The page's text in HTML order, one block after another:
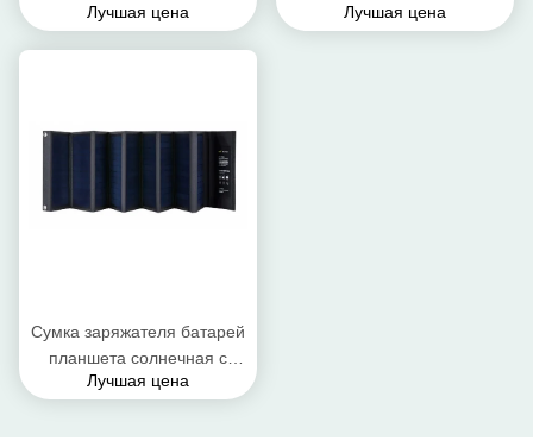
солнечный приведенный в
Лучшая цена
рюкзак солнечной батареи
Лучшая цена
Сумка заряжателя батарей
планшета солнечная с
водоустойчивым
Лучшая цена